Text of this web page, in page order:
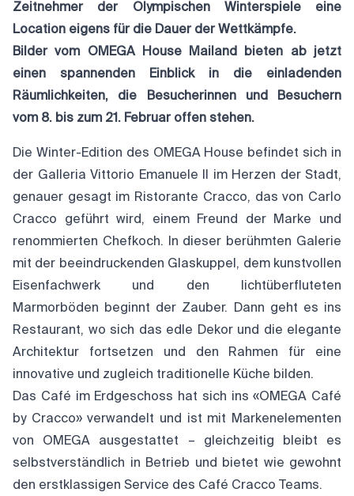
Zeitnehmer der Olympischen Winterspiele eine
Location eigens für die Dauer der Wettkämpfe.
Bilder vom OMEGA House Mailand bieten ab jetzt
einen spannenden Einblick in die einladenden
Räumlichkeiten, die Besucherinnen und Besuchern
vom 8. bis zum 21. Februar offen stehen.
Die Winter-Edition des OMEGA House befindet sich in
der Galleria Vittorio Emanuele II im Herzen der Stadt,
genauer gesagt im Ristorante Cracco, das von Carlo
Cracco geführt wird, einem Freund der Marke und
renommierten Chefkoch. In dieser berühmten Galerie
mit der beeindruckenden Glaskuppel, dem kunstvollen
Eisenfachwerk und den lichtüberfluteten
Marmorböden beginnt der Zauber. Dann geht es ins
Restaurant, wo sich das edle Dekor und die elegante
Architektur fortsetzen und den Rahmen für eine
innovative und zugleich traditionelle Küche bilden.
Das Café im Erdgeschoss hat sich ins «OMEGA Café
by Cracco» verwandelt und ist mit Markenelementen
von OMEGA ausgestattet – gleichzeitig bleibt es
selbstverständlich in Betrieb und bietet wie gewohnt
den erstklassigen Service des Café Cracco Teams.